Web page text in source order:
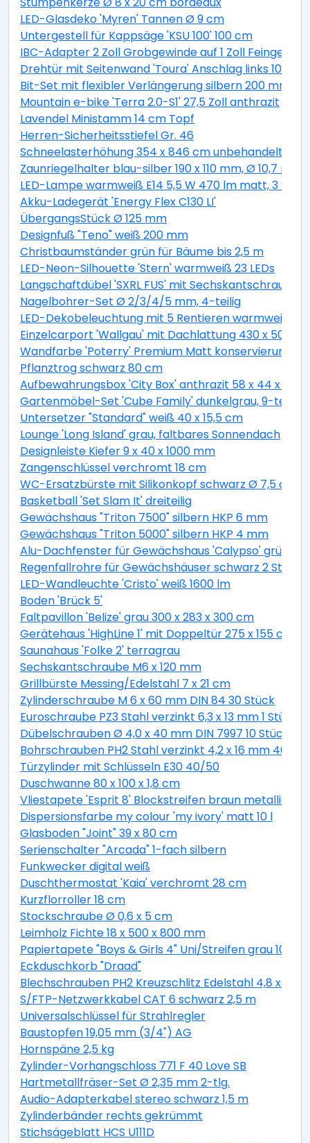
LED-Glasdeko 'Myren' Tannen Ø 9 cm
Untergestell für Kappsäge 'KSU 100' 100 cm
IBC-Adapter 2 Zoll Grobgewinde auf 1 Zoll
Drehtür mit Seitenwand 'Toura' Anschlag links 100 x
Bit-Set mit flexibler Verlängerung silbern 200 mm 11-
Mountain e-bike 'Terra 2.0-S1' 27,5 Zoll anthrazit
Lavendel Ministamm 14 cm Topf
Herren-Sicherheitsstiefel Gr. 46
Schneelasterhöhung 354 x 846 cm unbehandelt 6
Zaunriegelhalter blau-silber 190 x 110 mm, Ø 10,7 mm
LED-Lampe warmweiß E14 5,5 W 470 lm matt, 3
Akku-Ladegerät 'Energy Flex C130 LI'
ÜbergangsStück Ø 125 mm
Designfuß "Teno" weiß 200 mm
Christbaumständer grün für Bäume bis 2,5 m
LED-Neon-Silhouette 'Stern' warmweiß 23 LEDs
Langschaftdübel 'SXRL FUS' mit Sechskantschraube,
Nagelbohrer-Set Ø 2/3/4/5 mm, 4-teilig
LED-Dekobeleuchtung mit 5 Rentieren warmweiß
Einzelcarport 'Wallgau' mit Dachlattung 430 x 500
Wandfarbe 'Poterry' Premium Matt
Pflanztrog schwarz 80 cm
Aufbewahrungsbox 'City Box' anthrazit 58 x 44 x 55
Gartenmöbel-Set 'Cube Family' dunkelgrau, 9-teilig
Untersetzer "Standard" weiß 40 x 15,5 cm
Lounge 'Long Island' grau, faltbares Sonnendach
Designleiste Kiefer 9 x 40 x 1000 mm
Zangenschlüssel verchromt 18 cm
WC-Ersatzbürste mit Silikonkopf schwarz Ø 7,5 cm
Basketball 'Set Slam It' dreiteilig
Gewächshaus "Triton 7500" silbern HKP 6 mm
Gewächshaus "Triton 5000" silbern HKP 4 mm
Alu-Dachfenster für Gewächshaus 'Calypso' grün
Regenfallrohre für Gewächshäuser schwarz 2 Stück
LED-Wandleuchte 'Cristo' weiß 1600 lm
Boden 'Brück 5'
Faltpavillon 'Belize' grau 300 x 283 x 300 cm
Gerätehaus 'HighLine 1' mit Doppeltür 275 x 155 cm
Saunahaus 'Folke 2' terragrau
Sechskantschraube M6 x 120 mm
Grillbürste Messing/Edelstahl 7 x 21 cm
Zylinderschraube M 6 x 60 mm DIN 84 30 Stück
Euroschraube PZ3 Stahl verzinkt 6,3 x 13 mm 1 Stück
Dübelschrauben Ø 4,0 x 40 mm DIN 7997 10 Stück
Bohrschrauben PH2 Stahl verzinkt 4,2 x 16 mm 40
Türzylinder mit Schlüsseln E30 40/50
Duschwanne 80 x 100 x 1,8 cm
Vliestapete 'Esprit 8' Blockstreifen braun metallic
Dispersionsfarbe my colour 'my ivory' matt 10 l
Glasboden "Joint" 39 x 80 cm
Serienschalter "Arcada" 1-fach silbern
Funkwecker digital weiß
Duschthermostat 'Kaia' verchromt 28 cm
Kurzflorroller 18 cm
Stockschraube Ø 0,6 x 5 cm
Leimholz Fichte 18 x 500 x 800 mm
Papiertapete "Boys & Girls 4" Uni/Streifen grau 10,05
Eckduschkorb "Draad"
Blechschrauben PH2 Kreuzschlitz Edelstahl 4,8 x 19
S/FTP-Netzwerkkabel CAT 6 schwarz 2,5 m
Universalschlüssel für Strahlregler
Baustopfen 19,05 mm (3/4") AG
Hornspäne 2,5 kg
Zylinder-Vorhangschloss 771 F 40 Love SB
Hartmetallfräser-Set Ø 2,35 mm 2-tlg.
Audio-Adapterkabel stereo schwarz 1,5 m
Zylinderbänder rechts gekrümmt
Stichsägeblatt HCS U111D